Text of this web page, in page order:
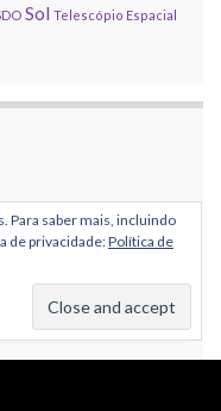
Sol Telescópio Espacial
Para saber mais, incluindo
de privacidade:Política de